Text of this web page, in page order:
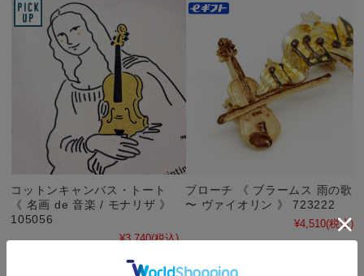
コットンキャンバス・トート
《 名画 de 音楽 / モナリザ 》
105056
¥3,740(税込)
ブローチ 《 ブラームス 雨の歌
〜 ヴァイオリン 》 723222
¥4,510(税込)